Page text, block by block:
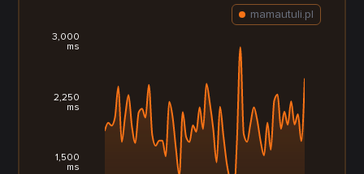
1,500
ms
2,250
ms
3,000
ms
mamautuli.pl